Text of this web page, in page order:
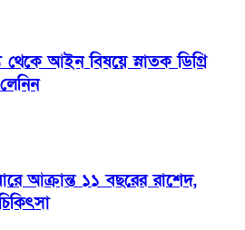
থেকে আইন বিষয়ে স্নাতক ডিগ্রি
আক্রান্ত ১১ বছরের রাশেদ,